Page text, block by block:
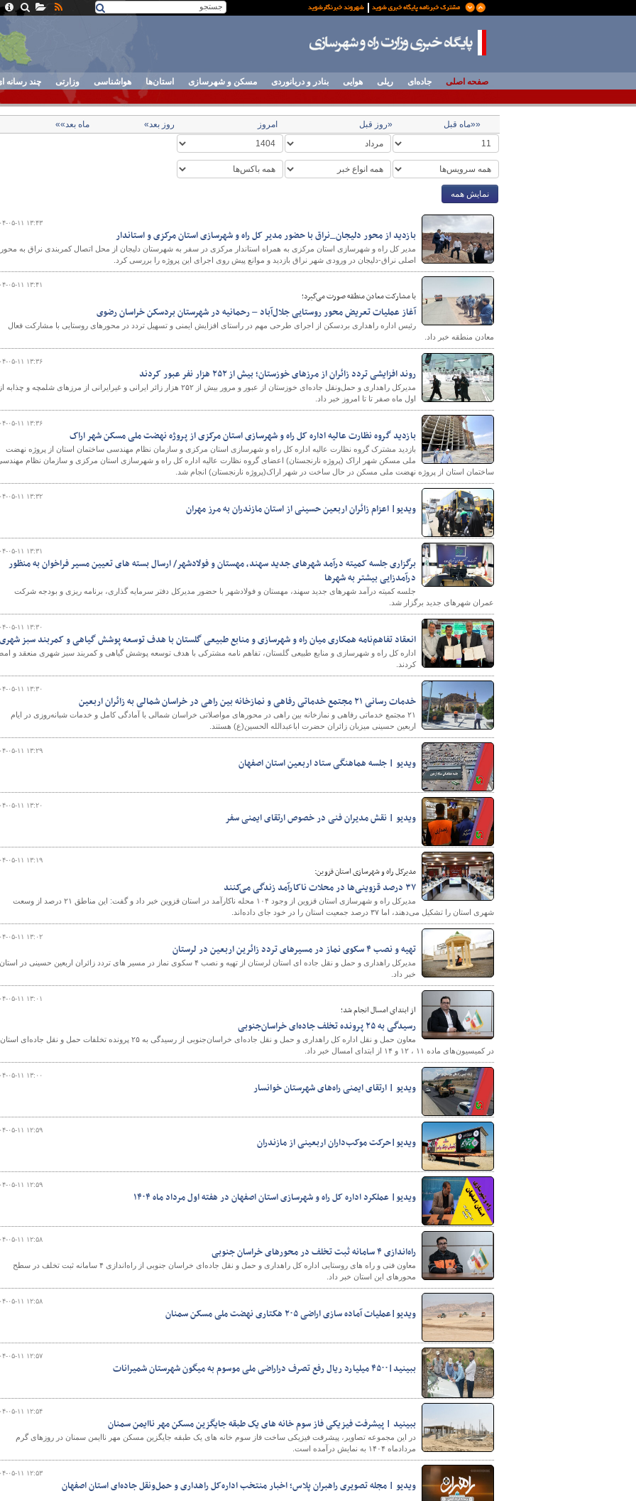
پایگاه خبری وزارت راه و
شهرسازی
صفحه اصلی جاده‌ای ریلی هوایی بنادر و دریانوردی مسکن و شهرسازی استان‌ها هواشناسی وزارتی چند رسانه
««ماه قبل «روز قبل امروز روز بعد» ماه بعد»»
نمایش همه
۱۴۰۴-۰۵-۱۱
بازدید از محور دلیجان_نراق با حضور مدیر کل راه و شهرسازی استان مرکزی و استاندار
مدیر کل راه و شهرسازی استان مرکزی به همراه استاندار مرکزی در سفر به شهرستان دلیجان از محل اتصال کمربندی نراق به محور
اصلی نراق-دلیجان در ورودی شهر نراق بازدید و موانع پیش روی اجرای این پروژه را بررسی کرد.
۱۴۰۴-۰۵-۱۱
با مشارکت معادن منطقه صورت می‌گیرد؛
آغاز عملیات تعریض محور روستایی جلال‌آباد – رحمانیه در شهرستان بردسکن خراسان رضوی
رئیس اداره راهداری بردسکن از اجرای طرحی مهم در راستای افزایش ایمنی و تسهیل تردد در محورهای روستایی با مشارکت فعال
معادن منطقه خبر داد.
۱۴۰۴-۰۵-۱۱
روند افزایشی تردد زائران از مرزهای خوزستان؛ بیش از ۲۵۲ هزار نفر عبور کردند
مدیرکل راهداری و حمل‌ونقل جاده‌ای خوزستان از عبور و مرور بیش از ۲۵۲ هزار زائر ایرانی و غیرایرانی از مرزهای شلمچه و چذابه از
اول ماه صفر تا تا امروز خبر داد.
۱۴۰۴-۰۵-۱۱
بازدید گروه نظارت عالیه اداره کل راه و شهرسازی استان مرکزی از پروژه نهضت ملی مسکن شهر اراک
بازدید مشترک گروه نظارت عالیه اداره کل راه و شهرسازی استان مرکزی و سازمان نظام مهندسی ساختمان استان از پروژه نهضت
ملی مسکن شهر اراک (پروژه نارنجستان) اعضای گروه نظارت عالیه اداره کل راه و شهرسازی استان مرکزی و سازمان نظام
ساختمان استان از پروژه نهضت ملی مسکن در حال ساخت در شهر اراک(پروژه نارنجستان) انجام شد.
۱۴۰۴-۰۵-۱۱
ویدیو| اعزام زائران اربعین حسینی از استان مازندران به مرز مهران
۱۴۰۴-۰۵-۱۱
برگزاری جلسه کمیته درآمد شهرهای جدید سهند، مهستان و فولادشهر/ ارسال بسته های تعیین مسیر فراخوان به منظور
درآمدزایی بیشتر به شهرها
جلسه کمیته درآمد شهرهای جدید سهند، مهستان و فولادشهر با حضور مدیرکل دفتر سرمایه گذاری، برنامه ریزی و بودجه شرکت
عمران شهرهای جدید برگزار شد.
۱۴۰۴-۰۵-۱۱
انعقاد تفاهم‌نامه همکاری میان راه و شهرسازی و منابع طبیعی گلستان با هدف توسعه پوشش گیاهی و کمربند سبز شهری
اداره کل راه و شهرسازی و منابع طبیعی گلستان، تفاهم نامه مشترکی با هدف توسعه پوشش گیاهی و کمربند سبز شهری منعقد و
کردند.
۱۴۰۴-۰۵-۱۱
خدمات رسانی ۲۱ مجتمع خدماتی رفاهی و نمازخانه بین راهی در خراسان شمالی به زائران اربعین
۲۱ مجتمع خدماتی رفاهی و نمازخانه بین راهی در محورهای مواصلاتی خراسان شمالی با آمادگی کامل و خدمات شبانه‌روزی در ایام
اربعین حسینی میزبان زائران حضرت اباعبدالله الحسین(ع) هستند.
۱۴۰۴-۰۵-۱۱
ویدیو | جلسه هماهنگی ستاد اربعین استان اصفهان
۱۴۰۴-۰۵-۱۱
ویدیو | نقش مدیران فنی در خصوص ارتقای ایمنی سفر
۱۴۰۴-۰۵-۱۱
مدیرکل راه و شهرسازی استان قزوین:
۳۷ درصد قزوینی‌ها در محلات ناکارآمد زندگی می‌کنند
مدیرکل راه و شهرسازی استان قزوین از وجود ۱۰۴ محله ناکارآمد در استان قزوین خبر داد و گفت: این مناطق ۲۱ درصد از وسعت
شهری استان را تشکیل می‌دهند، اما ۳۷ درصد جمعیت استان را در خود جای داده‌اند.
۱۴۰۴-۰۵-۱۱
تهیه و نصب ۴ سکوی نماز در مسیرهای تردد زائرین اربعین در لرستان
مدیرکل راهداری و حمل و نقل جاده ای استان لرستان از تهیه و نصب ۴ سکوی نماز در مسیر های تردد زائران اربعین حسینی در استان
خبر داد.
۱۴۰۴-۰۵-۱۱
از ابتدای امسال انجام شد؛
رسیدگی به ۲۵ پرونده تخلف جاده‌ای خراسان‌جنوبی
معاون حمل و نقل اداره کل راهداری و حمل و نقل جاده‌ای خراسان‌جنوبی از رسیدگی به ۲۵ پرونده تخلفات حمل و نقل جاده‌ای استان
در کمیسیون‌های ماده ۱۱ ، ۱۲ و ۱۴ از ابتدای امسال خبر داد.
۱۴۰۴-۰۵-۱۱
ویدیو | ارتقای ایمنی راه‌های شهرستان خوانسار
۱۴۰۴-۰۵-۱۱
ویدیو|حرکت موکب‌داران اربعینی از مازندران
۱۴۰۴-۰۵-۱۱
ویدیو| عملکرد اداره کل راه و شهرسازی استان اصفهان در هفته اول مرداد ماه ۱۴۰۴
۱۴۰۴-۰۵-۱۱
راه‌اندازی ۴ سامانه ثبت تخلف در محورهای خراسان جنوبی
معاون فنی و راه های روستایی اداره کل راهداری و حمل و نقل جاده‌ای خراسان جنوبی از راه‌اندازی ۴ سامانه ثبت تخلف در سطح
محورهای این استان خبر داد.
۱۴۰۴-۰۵-۱۱
ویدیو|عملیات آماده سازی اراضی ۲۰۵ هکتاری نهضت ملی مسکن سمنان
۱۴۰۴-۰۵-۱۱
ببینید|۴۵۰۰ میلیارد ریال رفع تصرف دراراضی ملی موسوم به میگون شهرستان شمیرانات
۱۴۰۴-۰۵-۱۱
ببینید | پیشرفت فیزیکی فاز سوم خانه های یک طبقه جایگزین مسکن مهر ناایمن سمنان
در این مجموعه تصاویر، پیشرفت فیزیکی ساخت فاز سوم خانه های یک طبقه جایگزین مسکن مهر ناایمن سمنان در روزهای گرم
مردادماه ۱۴۰۴ به نمایش درآمده است.
۱۴۰۴-۰۵-۱۱
ویدیو | مجله تصویری راهبران پلاس؛ اخبار منتخب اداره‌کل راهداری و حمل‌ونقل جاده‌ای استان اصفهان